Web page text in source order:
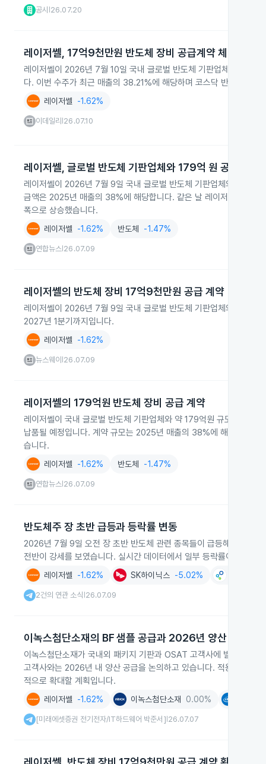
공시 26.07.20
레이저쎌, 17억9천만원 반도체 장비 공급계약 체결
레이저쎌이 2026년 7월 10일 국내 글로벌 반도체 기판업체와 17억9
다. 이번 수주가 최근 매출의 38.21%에 해당하며 코스닥 반도체 장
레이저쎌 -1.62%
이데일리 26.07.10
레이저쎌, 글로벌 반도체 기판업체와 179억 원 공급계약
레이저쎌이 2026년 7월 9일 국내 글로벌 반도체 기판업체와 약 179
금액은 2025년 매출의 38%에 해당합니다. 같은 날 레이저쎌과 코스
폭으로 상승했습니다.
레이저쎌 -1.62% 반도체 -1.47%
연합뉴스 26.07.09
레이저쎌의 반도체 장비 17억9천만원 공급 계약
레이저쎌이 2026년 7월 9일 국내 글로벌 반도체 기판업체와 17억9
2027년 1분기까지입니다.
레이저쎌 -1.62%
뉴스웨이 26.07.09
레이저쎌의 179억원 반도체 장비 공급 계약
레이저쎌이 국내 글로벌 반도체 기판업체와 약 179억원 규모의 장비
납품될 예정입니다. 계약 규모는 2025년 매출의 38%에 해당하며
습니다.
레이저쎌 -1.62% 반도체 -1.47%
연합뉴스 26.07.09
반도체주 장 초반 급등과 등락률 변동
2026년 7월 9일 오전 장 초반 반도체 관련 종목들이 급등해 레이저
전반이 강세를 보였습니다. 실시간 데이터에서 일부 등락률이 구체화
레이저쎌 -1.62% SK하이닉스 -5.02%
2건의 연관 소식 26.07.09
이녹스첨단소재의 BF 샘플 공급과 2026년 양산 논의
이녹스첨단소재가 국내외 패키지 기판과 OSAT 고객사에 빌드업필
고객사와는 2026년 내 양산 공급을 논의하고 있습니다. 적용 범위는
적으로 확대할 계획입니다.
레이저쎌 -1.62% 이녹스첨단소재 0.00%
[미래에셋증권 전기전자/IT하드웨어 박준서] 26.07.07